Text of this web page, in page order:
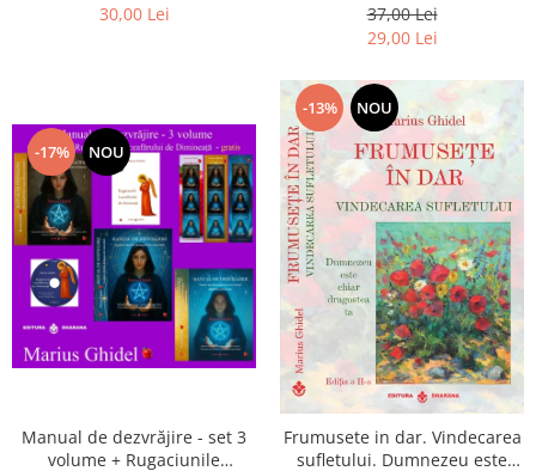
30,00 Lei
37,00 Lei
29,00 Lei
-17% NOU
Manual de dezvrăjire - set 3
volume + Rugaciunile
-13% NOU
Frumusete in dar. Vindecarea
sufletului. Dumnezeu este